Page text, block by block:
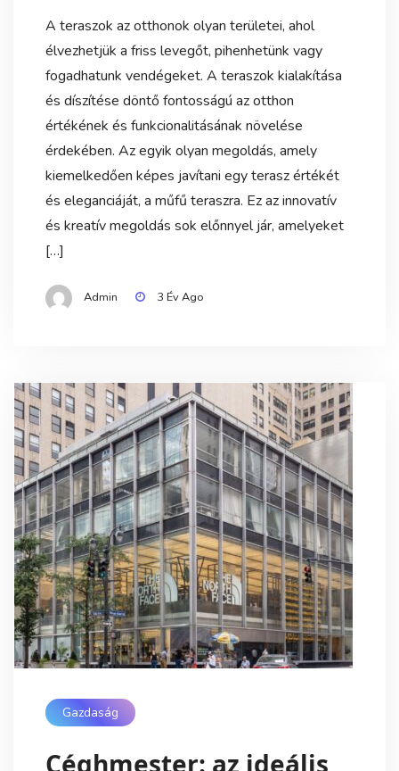
A teraszok az otthonok olyan területei, ahol
élvezhetjük a friss levegőt, pihenhetünk vagy
fogadhatunk vendégeket. A teraszok kialakítása
és díszítése döntő fontosságú az otthon
értékének és funkcionalitásának növelése
érdekében. Az egyik olyan megoldás, amely
kiemelkedően képes javítani egy terasz értékét
és eleganciáját, a műfű teraszra. Ez az innovatív
és kreatív megoldás sok előnnyel jár, amelyeket
[…]
Admin 3 Év Ago
Gazdaság
Céghmester: az ideális